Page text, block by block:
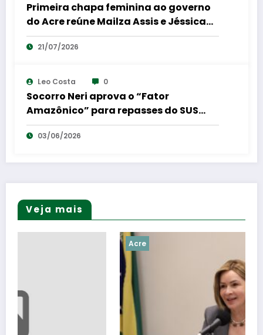
Primeira chapa feminina ao governo
do Acre reúne Mailza Assis e Jéssica
Sales em coletiva de imprensa
21/07/2026
Leo Costa 0
Socorro Neri aprova o “Fator
Amazônico” para repasses do SUS
para a região Norte
03/06/2026
Veja mais